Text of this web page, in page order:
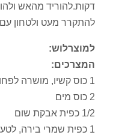
דקות.להוריד מהאש
להתקרר מעט ולטחון
למוצרלוש:
המצרכים:
1 כוס קשיו, מושרה לפחות שעתיים במים חמים
2 כוס מים
1/2 כפית אבקת שום
1 כפית שמרי בירה, לטעם